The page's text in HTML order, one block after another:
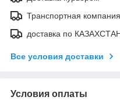
Транспортная компания
доставка по
Все условия доставки
Условия оплаты